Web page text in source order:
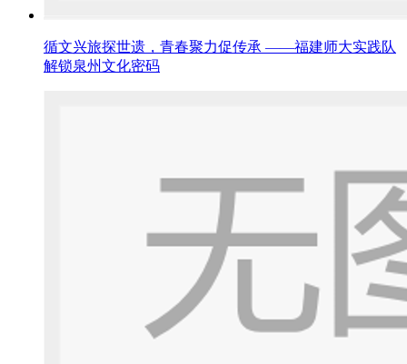
循文兴旅探世遗，青春聚力促传承 ——福建师大实践队
解锁泉州文化密码